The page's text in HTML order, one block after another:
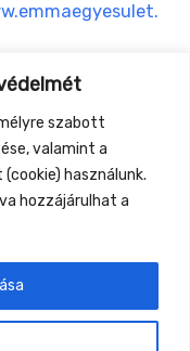
szabott
valamint a
használunk.
hozzájárulhat a